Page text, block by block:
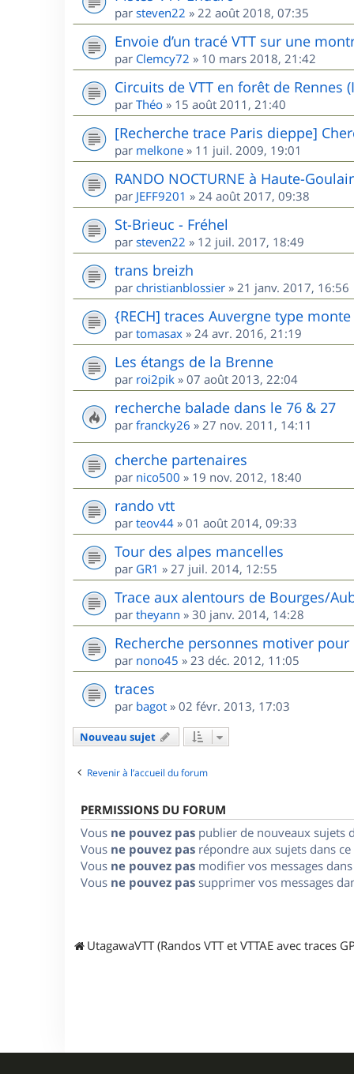
par steven22 » 22 août 2018, 07:35
Envoie d’un tracé VTT sur une
par Clemcy72 » 10 mars 2018, 21:42
Circuits de VTT en forêt de Rennes
par Théo » 15 août 2011, 21:40
[Recherche trace Paris dieppe]
par melkone » 11 juil. 2009, 19:01
RANDO NOCTURNE à Haute-
par JEFF9201 » 24 août 2017, 09:38
St-Brieuc - Fréhel
par steven22 » 12 juil. 2017, 18:49
trans breizh
par christianblossier » 21 janv. 2017, 16:56
{RECH] traces Auvergne type
par tomasax » 24 avr. 2016, 21:19
Les étangs de la Brenne
par roi2pik » 07 août 2013, 22:04
recherche balade dans le 76 & 27
par francky26 » 27 nov. 2011, 14:11
cherche partenaires
par nico500 » 19 nov. 2012, 18:40
rando vtt
par teov44 » 01 août 2014, 09:33
Tour des alpes mancelles
par GR1 » 27 juil. 2014, 12:55
Trace aux alentours de Bourges/
par theyann » 30 janv. 2014, 14:28
Recherche personnes motiver
par nono45 » 23 déc. 2012, 11:05
traces
par bagot » 02 févr. 2013, 17:03
Nouveau sujet
Revenir à l’accueil du forum
PERMISSIONS DU FORUM
Vous ne pouvez pas publier de nouveaux sujets
Vous ne pouvez pas répondre aux sujets dans
Vous ne pouvez pas modifier vos messages
Vous ne pouvez pas supprimer vos messages
UtagawaVTT (Randos VTT et VTTAE avec traces